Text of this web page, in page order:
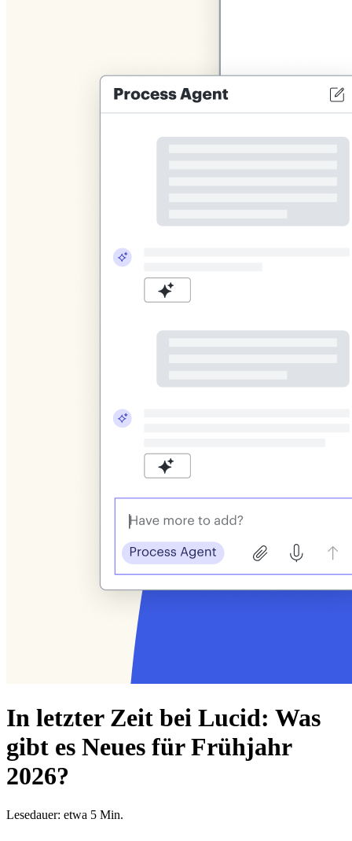
In letzter Zeit bei Lucid: Was
gibt es Neues für Frühjahr
2026?
Lesedauer: etwa 5 Min.